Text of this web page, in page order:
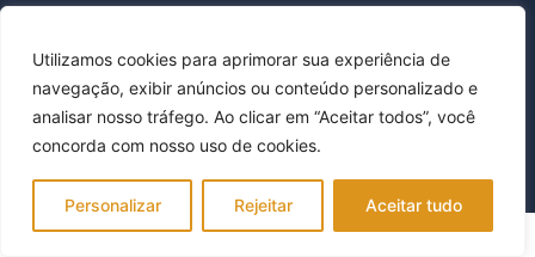
Utilizamos cookies para aprimorar sua experiência de
navegação, exibir anúncios ou conteúdo personalizado e
analisar nosso tráfego. Ao clicar em “Aceitar todos”, você
concorda com nosso uso de cookies.
Personalizar Rejeitar Aceitar tudo
Política de Privacidade
Todos os direitos reservados © FLP Imóveis